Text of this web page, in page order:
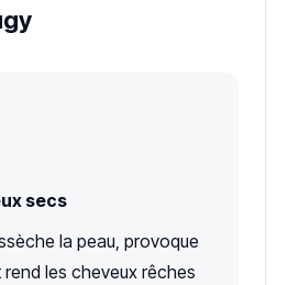
secs
la peau, provoque
les cheveux rêches